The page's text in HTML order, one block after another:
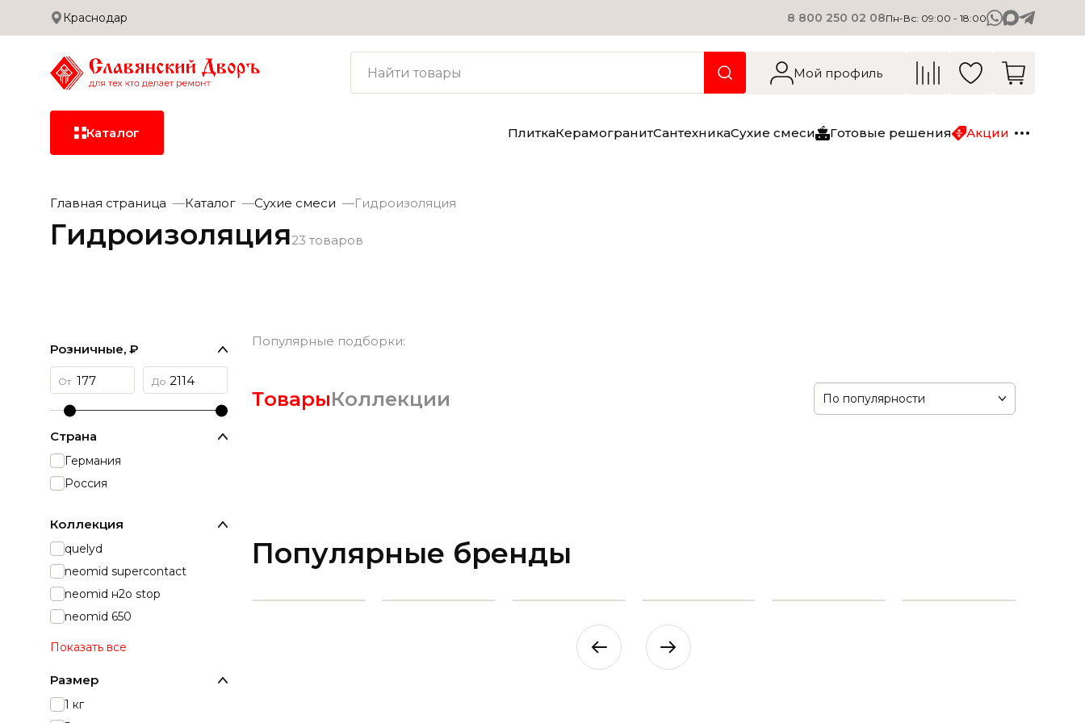
Краснодар 8 800 250 02 08Пн-Вс: 09:00 - 18:00
Мой профиль
Каталог ПлиткаКерамогранитСантехникаСухие смеси Готовые решения Акции
Сотрудничество
Дилерам
Застройщикам
Доставка и оплата
Услуги
Бесплатная доставка
Грузчики
О компании
Вакансии
Блог
Контакты
Керамическая
плитка
Керамогранит
Сухие смеси
Главная страница Каталог Сухие смеси Гидроизоляция
Гидроизоляция23 товаров
Розничные, ₽
Страна
Германия
Россия
Коллекция
quelyd
neomid supercontact
neomid н2о stop
neomid 650
Показать все
Размер
1 кг
Популярные подборки:
ТоварыКоллекции По популярности
Популярные бренды